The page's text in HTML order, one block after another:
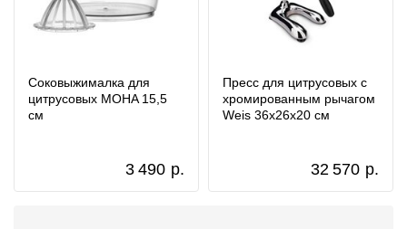
Соковыжималка для
цитрусовых MOHA 15,5
см
3 490 р.
Пресс для цитрусовых с
хромированным рычагом
Weis 36х26х20 см
32 570 р.